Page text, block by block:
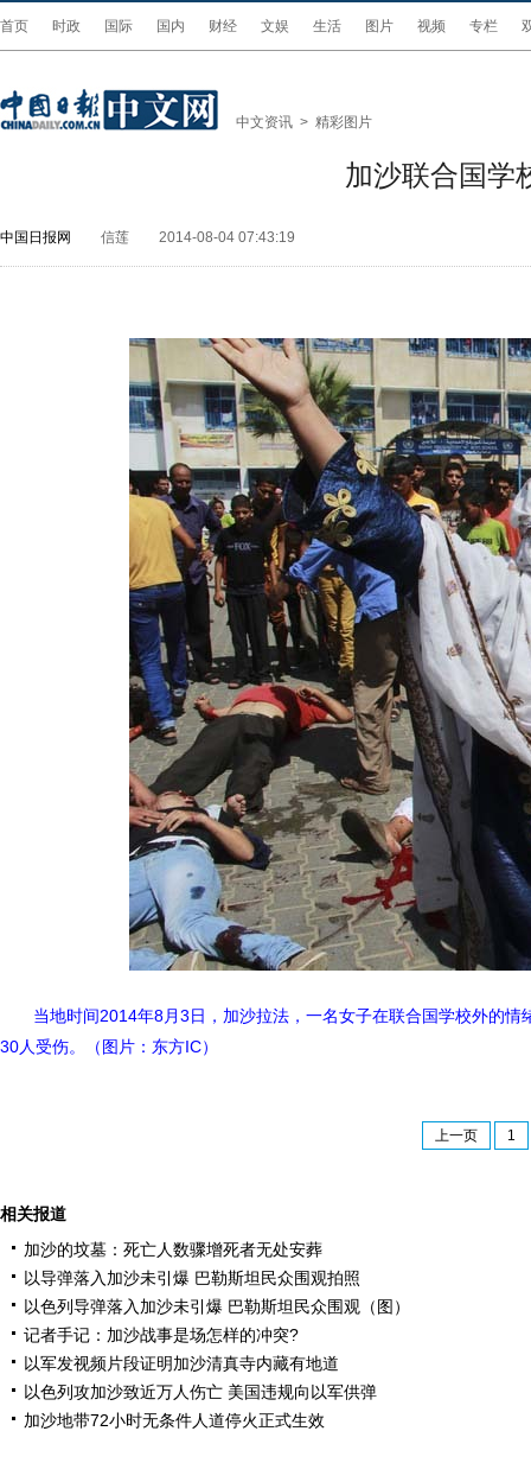
首页 时政 国际 国内 财经 文娱 生活 图片 视频 专栏
中文资讯 > 精彩图片
加沙联合国学
中国日报网 信莲 2014-08-04 07:43:19
当地时间2014年8月3日，加沙拉法，一名女子在联合国学校外的
30人受伤。（图片：东方IC）
上一页 1
相关报道
加沙的坟墓：死亡人数骤增死者无处安葬
以导弹落入加沙未引爆 巴勒斯坦民众围观拍照
以色列导弹落入加沙未引爆 巴勒斯坦民众围观（图）
记者手记：加沙战事是场怎样的冲突?
以军发视频片段证明加沙清真寺内藏有地道
以色列攻加沙致近万人伤亡 美国违规向以军供弹
加沙地带72小时无条件人道停火正式生效